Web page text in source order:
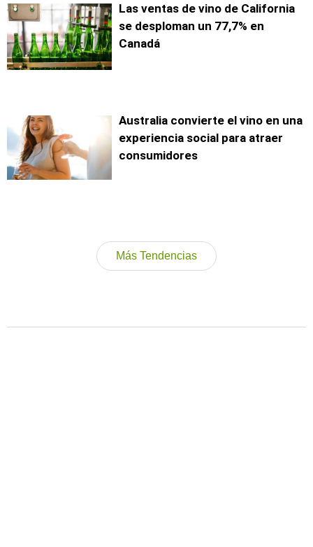
Las ventas de vino de California
se desploman un 77,7% en
Canadá
Australia convierte el vino en una
experiencia social para atraer
consumidores
Más Tendencias